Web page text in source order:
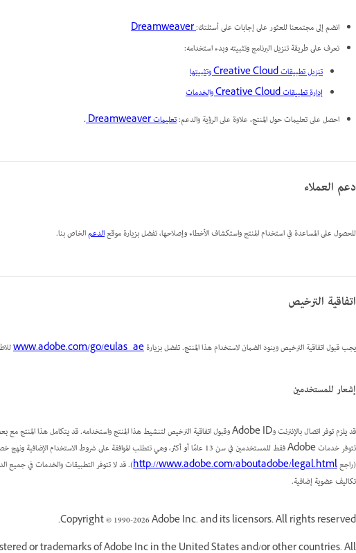
انضم إلى مجتمعنا للعثور على إجابات على أسئلتك:Dreamweaver
تعرف على طريقة تنزيل البرنامج وتثبيته وبدء استخدامه:
تنزيل تطبيقات Creative Cloud وتثبيتها
إدارة تطبيقات Creative Cloud والخدمات
احصل على تعليمات حول المنتج، علاوة على الرؤية والدعم:تعليمات Dreamweaver .
دعم العملاء
للحصول على المساعدة في استخدام المنتج واستكشاف الأخطاء وإصلاحها، تفضل بزيارة موقعالدعمالخاص بنا.
اتفاقية الترخيص
يجب قبول اتفاقية الترخيص وبنود الضمان لاستخدام هذا المنتج. تفضل بزيارةwww.adobe.com/go/eulas_ae
إشعار للمستخدمين
(راجعhttp://www.adobe.com/aboutadobe/legal.html). قد لا تتوفر التطبيقات والخدمات في جميع
تكاليف عضوية إضافية.
Copyright © 1990-2026 Adobe Inc. and its licensors. All rights reserved.
or trademarks of Adobe Inc in the United States and/or other countries. All